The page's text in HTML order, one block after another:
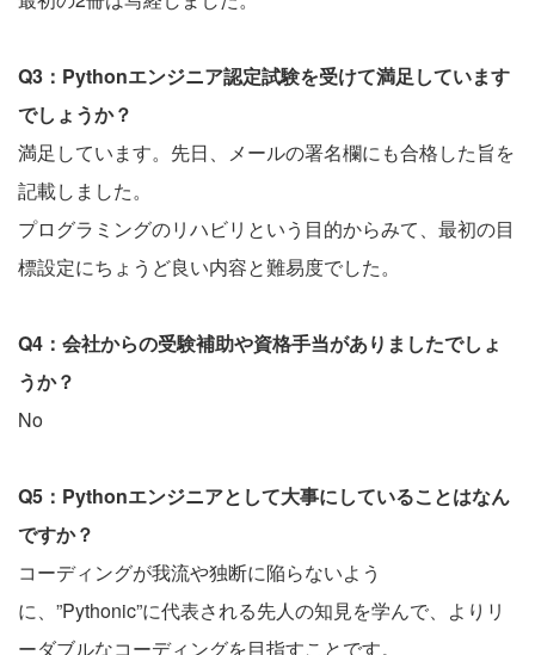
Q3：Pythonエンジニア認定試験を受けて満足しています
でしょうか？
満足しています。先日、メールの署名欄にも合格した旨を
記載しました。
プログラミングのリハビリという目的からみて、最初の目
標設定にちょうど良い内容と難易度でした。
Q4：会社からの受験補助や資格手当がありましたでしょ
うか？
No
Q5：Pythonエンジニアとして大事にしていることはなん
ですか？
コーディングが我流や独断に陥らないよう
に、”Pythonic”に代表される先人の知見を学んで、よりリ
ーダブルなコーディングを目指すことです。